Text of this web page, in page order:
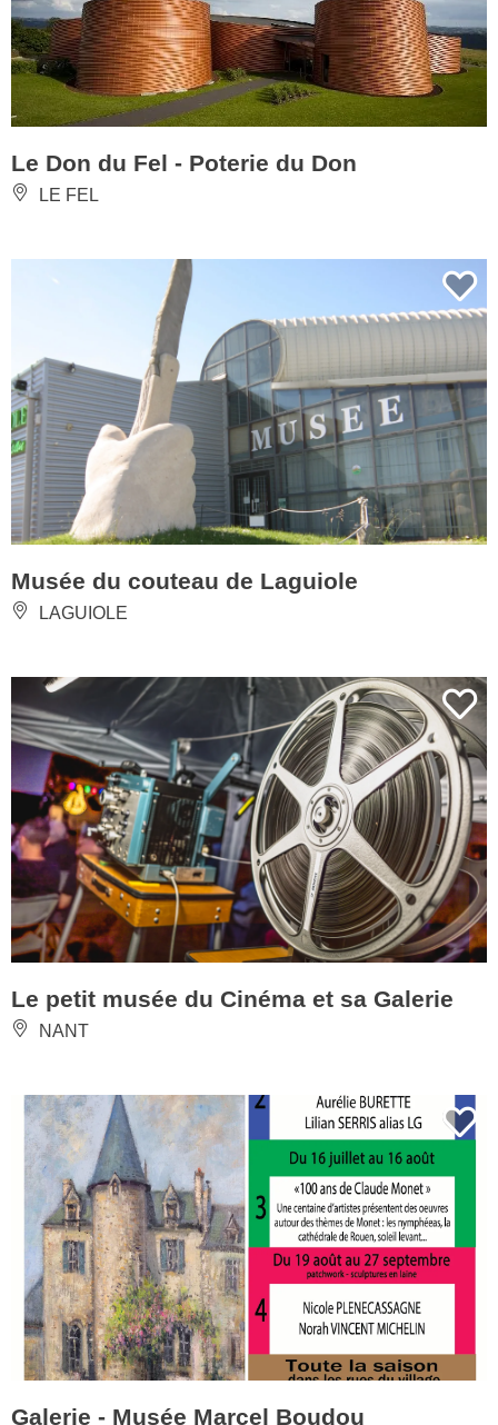
Le Don du Fel - Poterie du Don
LE FEL
Musée du couteau de Laguiole
LAGUIOLE
Le petit musée du Cinéma et sa Galerie
NANT
Galerie - Musée Marcel Boudou